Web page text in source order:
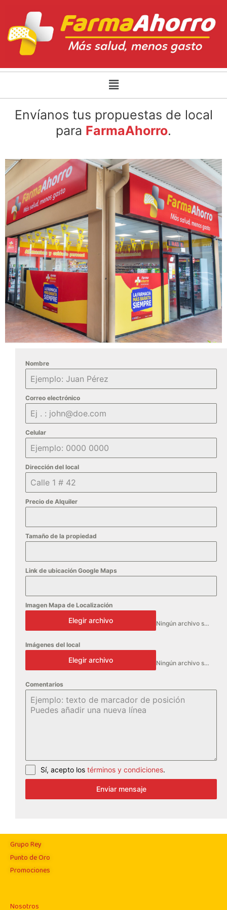
Envíanos tus propuestas de local
para FarmaAhorro.
Nombre
Correo electrónico
Celular
Dirección del local
Precio de Alquiler
Tamaño de la propiedad
Link de ubicación Google Maps
Imagen Mapa de Localización
Elegir archivo Ningún archivo seleccionado
Imágenes del local
Elegir archivo Ningún archivo seleccionado
Comentarios
Sí, acepto los términos y condiciones.
Enviar mensaje
Grupo Rey
Punto de Oro
Promociones
Nosotros